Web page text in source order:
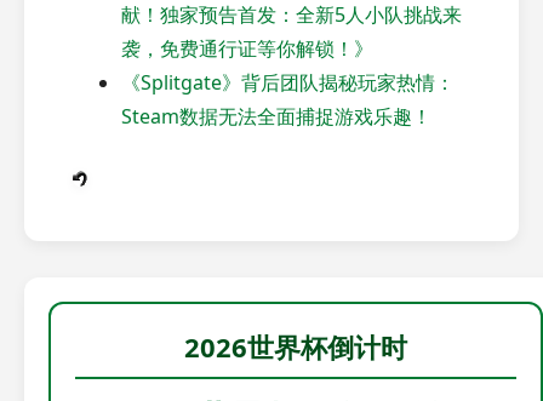
献！独家预告首发：全新5人小队挑战来
袭，免费通行证等你解锁！》
《Splitgate》背后团队揭秘玩家热情：
Steam数据无法全面捕捉游戏乐趣！
2026世界杯倒计时